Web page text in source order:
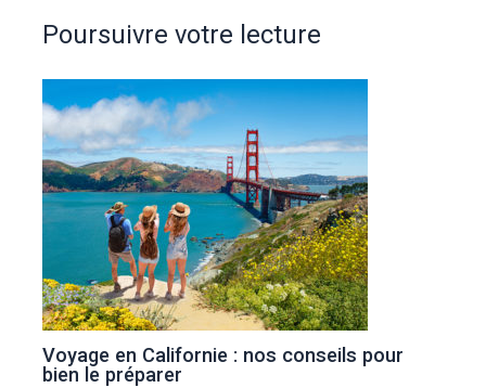
Poursuivre votre lecture
Voyage en Californie : nos conseils pour
bien le préparer